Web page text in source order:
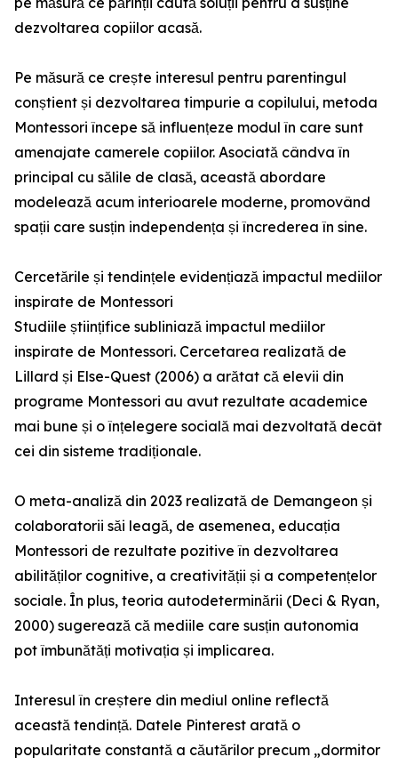
dezvoltarea copiilor acasă.
Pe măsură ce crește interesul pentru parentingul
conștient și dezvoltarea timpurie a copilului, metoda
Montessori începe să influențeze modul în care sunt
amenajate camerele copiilor. Asociată cândva în
principal cu sălile de clasă, această abordare
modelează acum interioarele moderne, promovând
spații care susțin independența și încrederea în sine.
Cercetările și tendințele evidențiază impactul mediilor
inspirate de Montessori
Studiile științifice subliniază impactul mediilor
inspirate de Montessori. Cercetarea realizată de
Lillard și Else-Quest (2006) a arătat că elevii din
programe Montessori au avut rezultate academice
mai bune și o înțelegere socială mai dezvoltată decât
cei din sisteme tradiționale.
O meta-analiză din 2023 realizată de Demangeon și
colaboratorii săi leagă, de asemenea, educația
Montessori de rezultate pozitive în dezvoltarea
abilităților cognitive, a creativității și a competențelor
sociale. În plus, teoria autodeterminării (Deci & Ryan,
2000) sugerează că mediile care susțin autonomia
pot îmbunătăți motivația și implicarea.
Interesul în creștere din mediul online reflectă
această tendință. Datele Pinterest arată o
popularitate constantă a căutărilor precum „dormitor